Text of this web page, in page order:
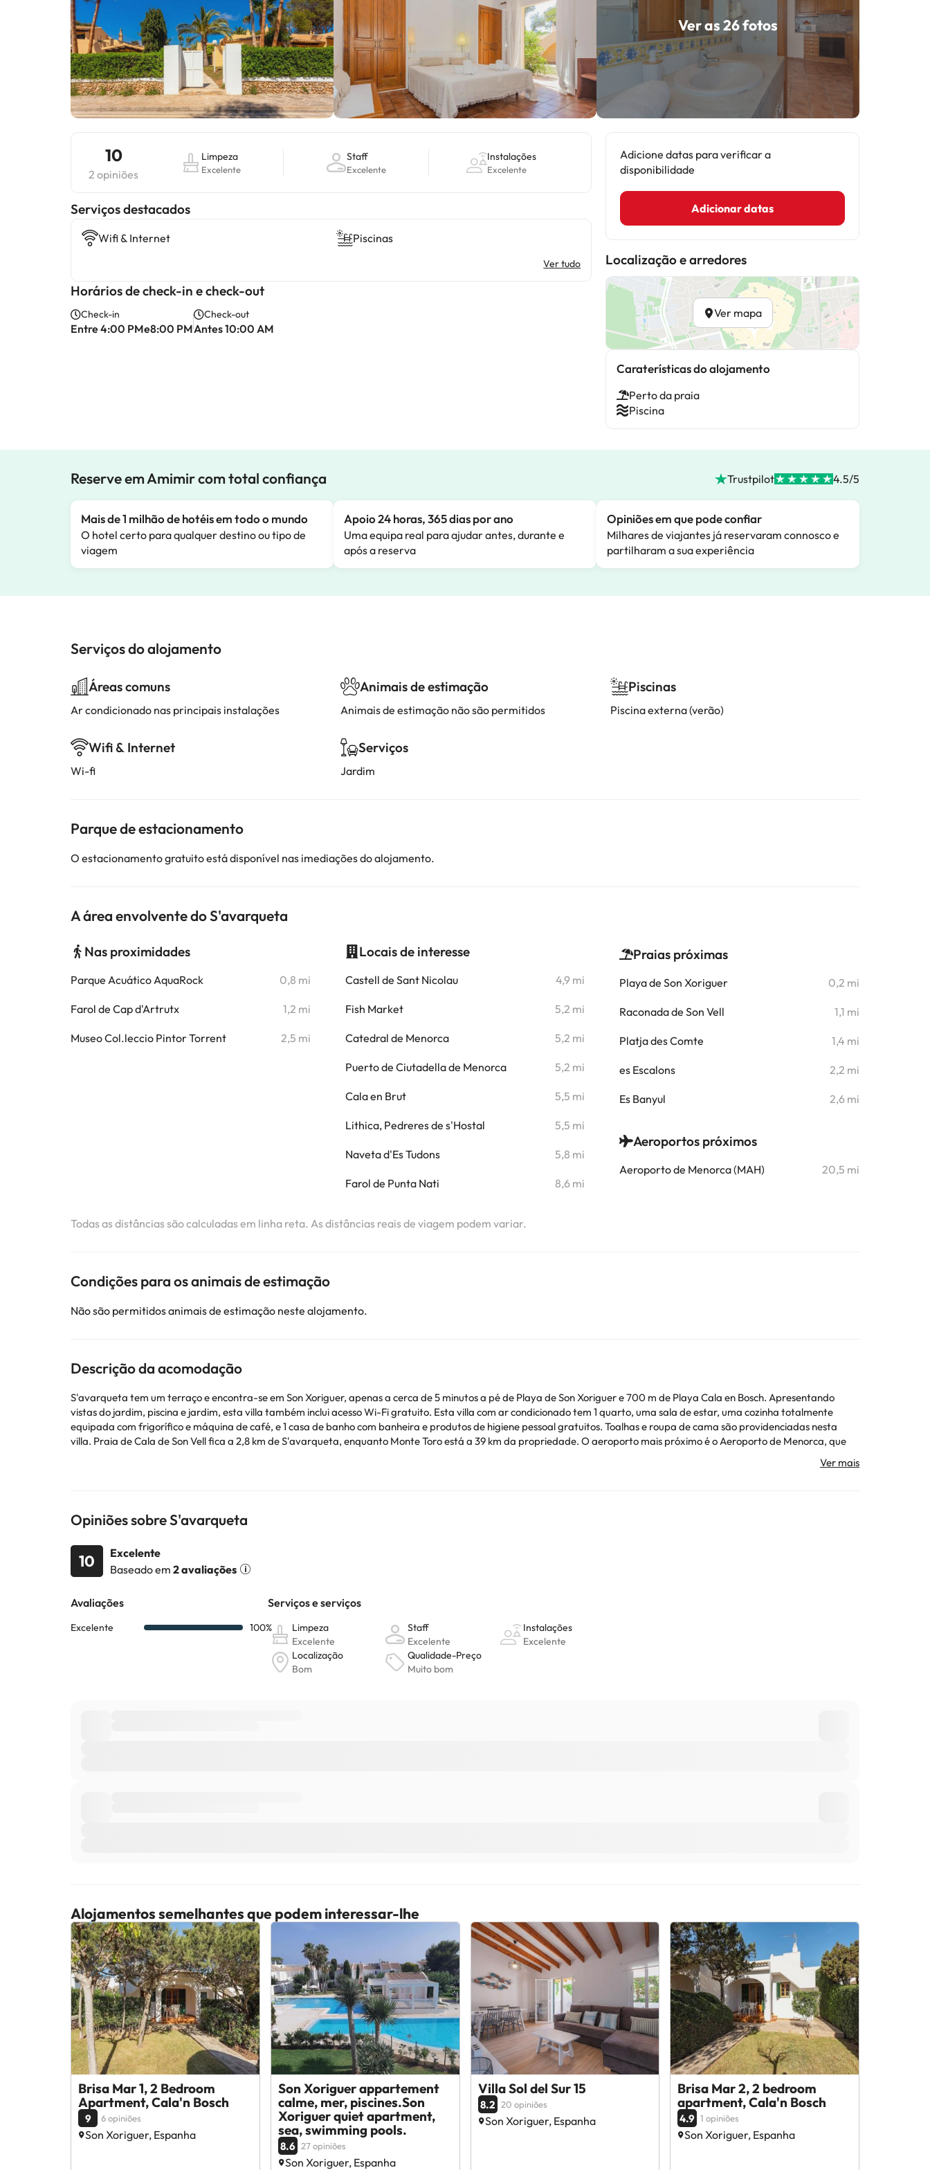
Ver as 26 fotos
10
2 opiniões
Limpeza
Excelente
Staff
Excelente
Instalações
Excelente
Serviços destacados
Wifi & Internet Piscinas
Ver tudo
Horários de check-in e check-out
Check-in
Entre 4:00 PMe8:00 PM
Check-out
Antes 10:00 AM
Adicione datas para verificar a
disponibilidade
Adicionar datas
Localização e arredores
Ver mapa
Caraterísticas do alojamento
Perto da praia
Piscina
Reserve em Amimir com total confiança Trustpilot 4.5/5
Mais de 1 milhão de hotéis em todo o mundo
O hotel certo para qualquer destino ou tipo de
viagem
Apoio 24 horas, 365 dias por ano
Uma equipa real para ajudar antes, durante e
após a reserva
Opiniões em que pode confiar
Milhares de viajantes já reservaram connosco e
partilharam a sua experiência
Serviços do alojamento
Áreas comuns
Ar condicionado nas principais instalações
Wifi & Internet
Wi-fi
Animais de estimação
Animais de estimação não são permitidos
Serviços
Jardim
Piscinas
Piscina externa (verão)
Parque de estacionamento
O estacionamento gratuito está disponível nas imediações do alojamento.
A área envolvente do S'avarqueta
Nas proximidades
Parque Acuático AquaRock 0,8 mi
Farol de Cap d'Artrutx 1,2 mi
Museo Col.leccio Pintor Torrent 2,5 mi
Locais de interesse
Castell de Sant Nicolau 4,9 mi
Fish Market 5,2 mi
Catedral de Menorca 5,2 mi
Puerto de Ciutadella de Menorca 5,2 mi
Cala en Brut 5,5 mi
Lithica, Pedreres de s'Hostal 5,5 mi
Naveta d'Es Tudons 5,8 mi
Farol de Punta Nati 8,6 mi
Praias próximas
Playa de Son Xoriguer 0,2 mi
Raconada de Son Vell 1,1 mi
Platja des Comte 1,4 mi
es Escalons 2,2 mi
Es Banyul 2,6 mi
Aeroportos próximos
Aeroporto de Menorca (MAH) 20,5 mi
Todas as distâncias são calculadas em linha reta. As distâncias reais de viagem podem variar.
Condições para os animais de estimação
Não são permitidos animais de estimação neste alojamento.
Descrição da acomodação
S'avarqueta tem um terraço e encontra-se em Son Xoriguer, apenas a cerca de 5 minutos a pé de Playa de Son Xoriguer e 700 m de Playa Cala en Bosch. Apresentando
vistas do jardim, piscina e jardim, esta villa também inclui acesso Wi-Fi gratuito. Esta villa com ar condicionado tem 1 quarto, uma sala de estar, uma cozinha totalmente
equipada com frigorífico e máquina de café, e 1 casa de banho com banheira e produtos de higiene pessoal gratuitos. Toalhas e roupa de cama são providenciadas nesta
villa. Praia de Cala de Son Vell fica a 2,8 km de S'avarqueta, enquanto Monte Toro está a 39 km da propriedade. O aeroporto mais próximo é o Aeroporto de Menorca, que
sujeitas a alterações por parte do alojamento. Se tiver alguma dúvida, contacte-nos.
Opiniões sobre S'avarqueta
10
Excelente
Baseado em 2 avaliações
Alojamentos semelhantes que podem interessar-lhe
Brisa Mar 1, 2 Bedroom
Apartment, Cala'n Bosch
9 6 opiniões
Son Xoriguer, Espanha
Son Xoriguer appartement
calme, mer, piscines.Son
Xoriguer quiet apartment,
sea, swimming pools.
8.6 27 opiniões
Son Xoriguer, Espanha
Villa Sol del Sur 15
8.2 20 opiniões
Son Xoriguer, Espanha
Brisa Mar 2, 2 bedroom
apartment, Cala'n Bosch
4.9 1 opiniões
Son Xoriguer, Espanha